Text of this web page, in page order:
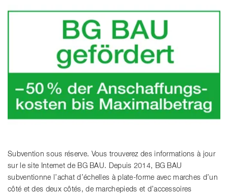
Subvention sous réserve. Vous trouverez des informations à jour
sur le site Internet de BG BAU. Depuis 2014, BG BAU
subventionne l’achat d’échelles à plate-forme avec marches d’un
côté et des deux côtés, de marchepieds et d’accessoires